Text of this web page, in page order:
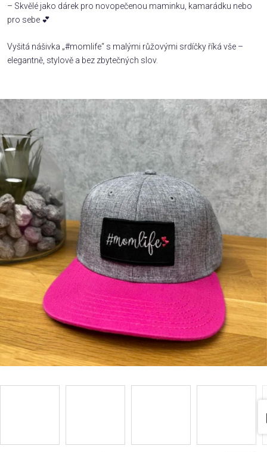
Domácnost
Kolekce
Přihlášení
– Skvělé jako dárek pro novopečenou maminku, kamarádku nebo
pro sebe 💕
Vyšitá nášivka „#momlife“ s malými růžovými srdíčky říká vše –
elegantně, stylově a bez zbytečných slov.